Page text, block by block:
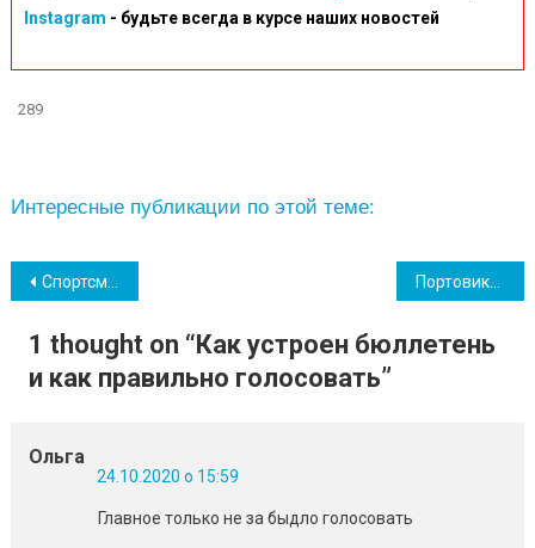
Instagram - будьте всегда в курсе наших новостей
289
Интересные публикации по этой теме:
Навігація
записів
Спортсменка из Южного завоевала «бронзу» Кубка Украины по борьбе (фото) Портовики «Южного» приняли участие в легендарной «Велосотке»
1 thought on “Как устроен бюллетень
и как правильно голосовать”
Ольга
24.10.2020 о 15:59
Главное только не за быдло голосовать